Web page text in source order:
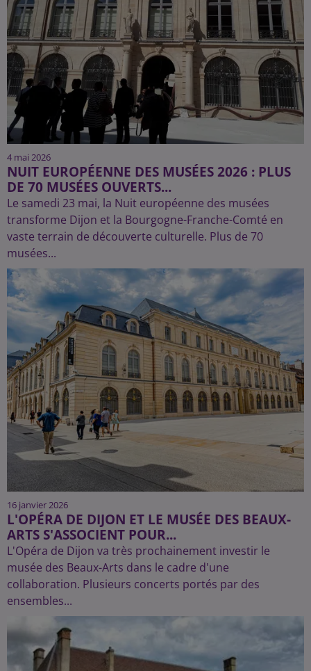
4 mai 2026
NUIT EUROPÉENNE DES MUSÉES 2026 : PLUS
DE 70 MUSÉES OUVERTS...
Le samedi 23 mai, la Nuit européenne des musées
transforme Dijon et la Bourgogne-Franche-Comté en
vaste terrain de découverte culturelle. Plus de 70
musées...
16 janvier 2026
L'OPÉRA DE DIJON ET LE MUSÉE DES BEAUX-
ARTS S'ASSOCIENT POUR...
L'Opéra de Dijon va très prochainement investir le
musée des Beaux-Arts dans le cadre d'une
collaboration. Plusieurs concerts portés par des
ensembles...